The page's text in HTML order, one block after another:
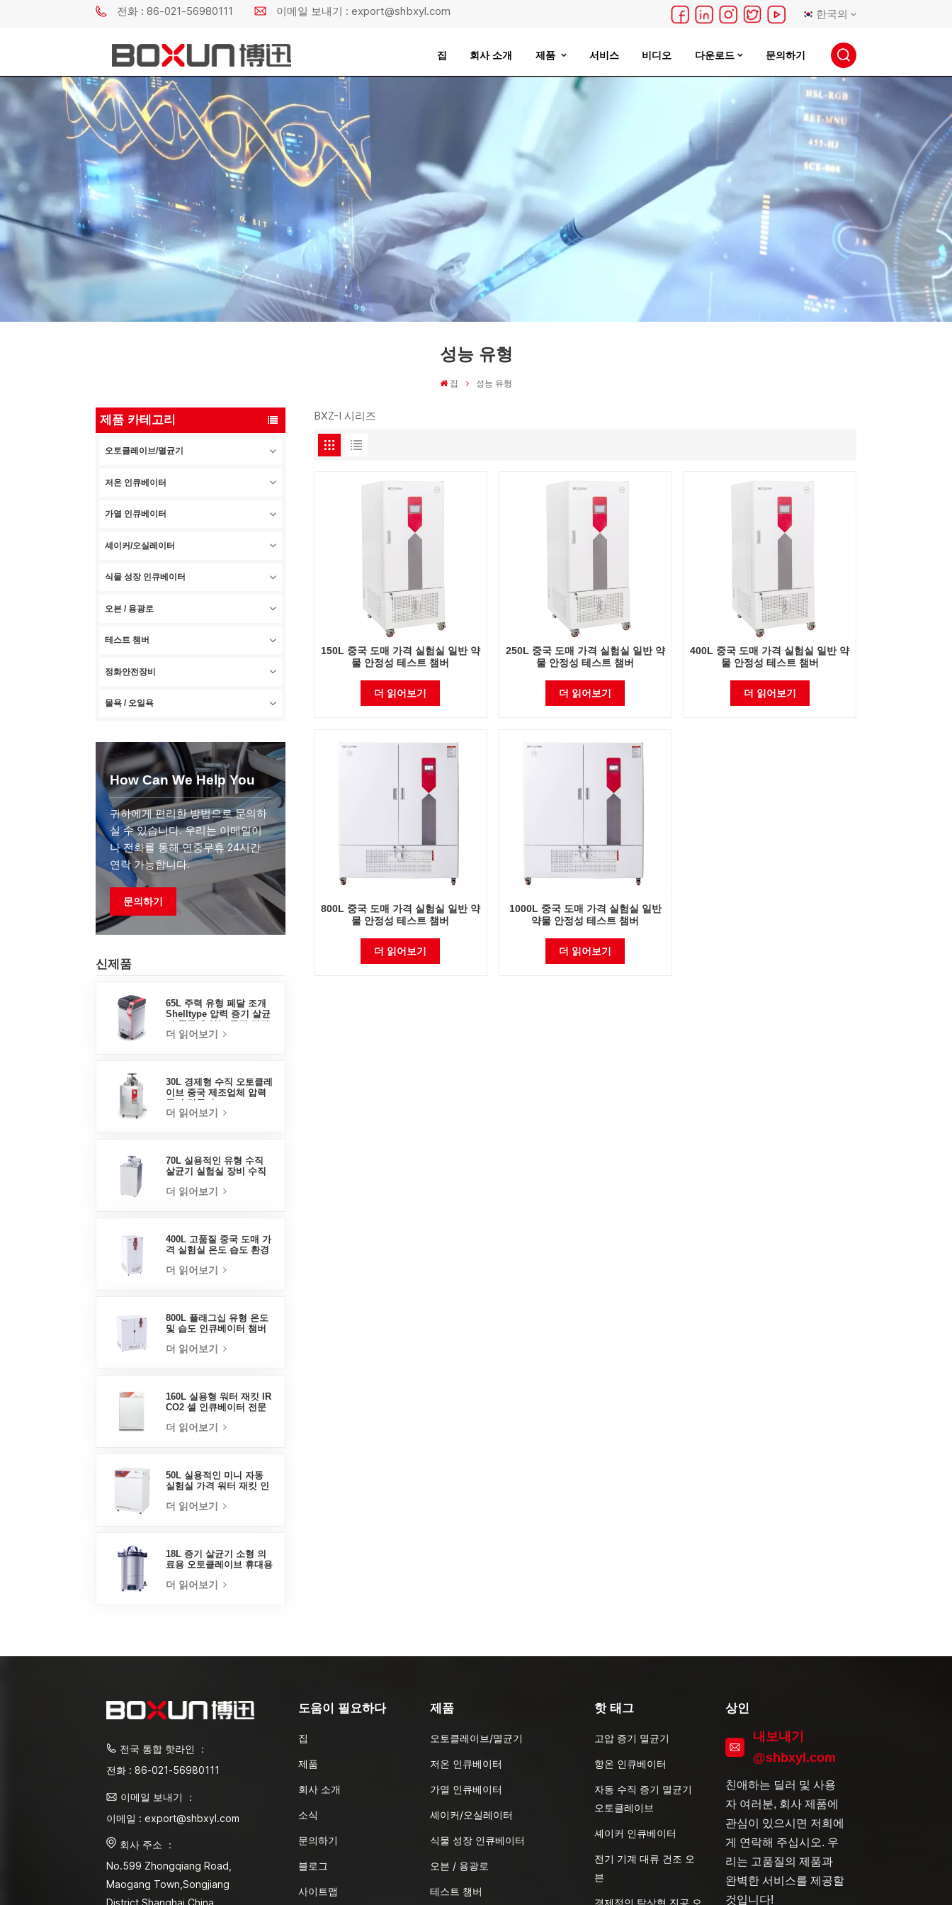
전화 : 86-021-56980111 이메일 보내기 : export@shbxyl.com 한국의
English
français
русский
español
português
日本語
집 회사 소개 제품 서비스 비디오 다운로드 문의하기
성능 유형
집 성능 유형
제품 카테고리
오토클레이브/멸균기
저온 인큐베이터
가열 인큐베이터
셰이커/오실레이터
식물 성장 인큐베이터
오븐 / 용광로
테스트 챔버
정화안전장비
물욕 / 오일욕
How Can We Help You
귀하에게 편리한 방법으로 문의하
실 수 있습니다. 우리는 이메일이
나 전화를 통해 연중무휴 24시간
연락 가능합니다.
문의하기
신제품
65L 주력 유형 페달 조개
Shelltype 압력 증기 살균
판매 공장
더 읽어보기
30L 경제형 수직 오토클레
이브 중국 제조업체 압력
더 읽어보기
70L 실용적인 유형 수직
살균기 실험실 장비 수직
살균기
더 읽어보기
400L 고품질 중국 도매 가
격 실험실 온도 습도 환경
더 읽어보기
800L 플래그십 유형 온도
및 습도 인큐베이터 챔버
이터
더 읽어보기
160L 실용형 워터 재킷 IR
CO2 셀 인큐베이터 전문
더 읽어보기
50L 실용적인 미니 자동
실험실 가격 워터 재킷 인
더 읽어보기
18L 증기 살균기 소형 의
료용 오토클레이브 휴대용
더 읽어보기
BXZ-I 시리즈
150L 중국 도매 가격 실험실 일반 약
물 안정성 테스트 챔버
더 읽어보기
250L 중국 도매 가격 실험실 일반 약
물 안정성 테스트 챔버
더 읽어보기
400L 중국 도매 가격 실험실 일반 약
물 안정성 테스트 챔버
더 읽어보기
800L 중국 도매 가격 실험실 일반 약
물 안정성 테스트 챔버
더 읽어보기
1000L 중국 도매 가격 실험실 일반
약물 안정성 테스트 챔버
더 읽어보기
전국 통합 핫라인 ：
전화 : 86-021-56980111
이메일 보내기 ：
이메일 : export@shbxyl.com
회사 주소 ：
No.599 Zhongqiang Road,
Maogang Town,Songjiang
도움이 필요하다
집
제품
회사 소개
소식
문의하기
블로그
사이트맵
제품
오토클레이브/멸균기
저온 인큐베이터
가열 인큐베이터
셰이커/오실레이터
식물 성장 인큐베이터
오븐 / 용광로
테스트 챔버
핫 태그
고압 증기 멸균기
항온 인큐베이터
자동 수직 증기 멸균기
오토클레이브
셰이커 인큐베이터
전기 기계 대류 건조 오
븐
상인
내보내기
@shbxyl.com
친애하는 딜러 및 사용
자 여러분, 회사 제품에
관심이 있으시면 저희에
게 연락해 주십시오. 우
리는 고품질의 제품과
완벽한 서비스를 제공할
것입니다!